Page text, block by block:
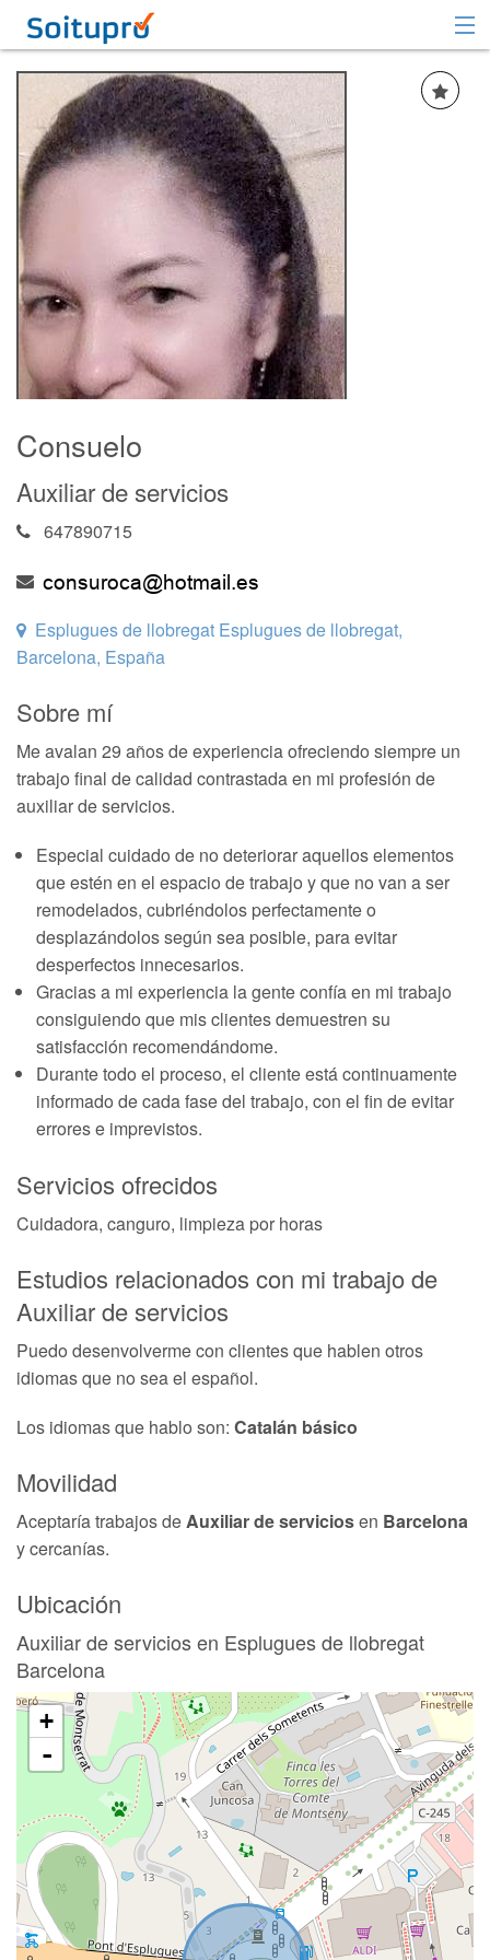
Recomendar
Registrarse
Iniciar sesión
Consuelo
Auxiliar de servicios
647890715
Esplugues de llobregat Esplugues de llobregat,
Barcelona, España
Sobre mí
Me avalan 29 años de experiencia ofreciendo siempre un
trabajo final de calidad contrastada en mi profesión de
auxiliar de servicios.
Especial cuidado de no deteriorar aquellos elementos
que estén en el espacio de trabajo y que no van a ser
remodelados, cubriéndolos perfectamente o
desplazándolos según sea posible, para evitar
desperfectos innecesarios.
Gracias a mi experiencia la gente confía en mi trabajo
consiguiendo que mis clientes demuestren su
satisfacción recomendándome.
Durante todo el proceso, el cliente está continuamente
informado de cada fase del trabajo, con el fin de evitar
errores e imprevistos.
Servicios ofrecidos
Cuidadora, canguro, limpieza por horas
Estudios relacionados con mi trabajo de
Auxiliar de servicios
Puedo desenvolverme con clientes que hablen otros
idiomas que no sea el español.
Los idiomas que hablo son: Catalán básico
Movilidad
Aceptaría trabajos deAuxiliar de serviciosen Barcelona
y cercanías.
Ubicación
Auxiliar de servicios en Esplugues de llobregat
Barcelona
+
-